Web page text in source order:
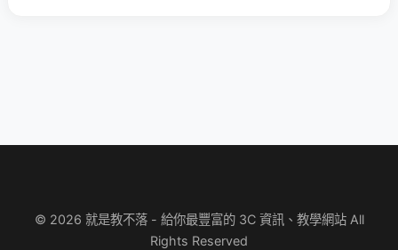
© 2026 就是教不落 - 給你最豐富的 3C 資訊、教學網站 All
Rights Reserved